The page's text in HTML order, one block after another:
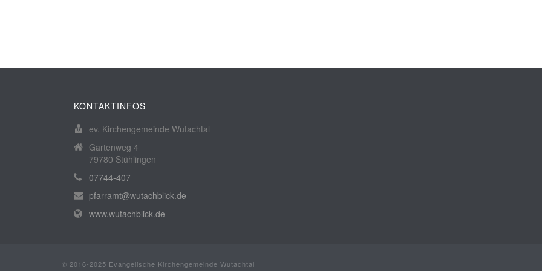
KONTAKTINFOS
ev. Kirchengemeinde Wutachtal
Gartenweg 4
79780 Stühlingen
07744-407
pfarramt@wutachblick.de
www.wutachblick.de
© 2016-2025 Evangelische Kirchengemeinde Wutachtal